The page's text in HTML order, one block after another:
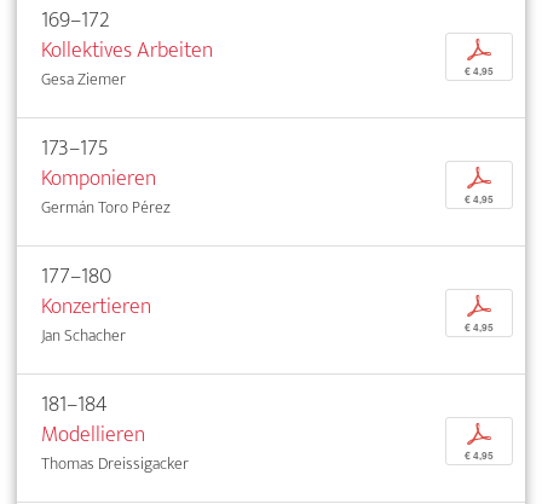
169–172
Kollektives Arbeiten
Gesa Ziemer
p
€ 4,95
173–175
Komponieren
Germán Toro Pérez
p
€ 4,95
177–180
Konzertieren
Jan Schacher
p
€ 4,95
181–184
Modellieren
Thomas Dreissigacker
p
€ 4,95